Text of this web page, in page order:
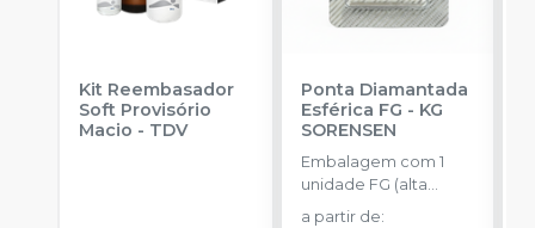
Kit Reembasador
Soft Provisório
Macio - TDV
Ponta Diamantada
Esférica FG - KG
SORENSEN
Embalagem com 1
unidade FG (alta
rotação).
a partir de: